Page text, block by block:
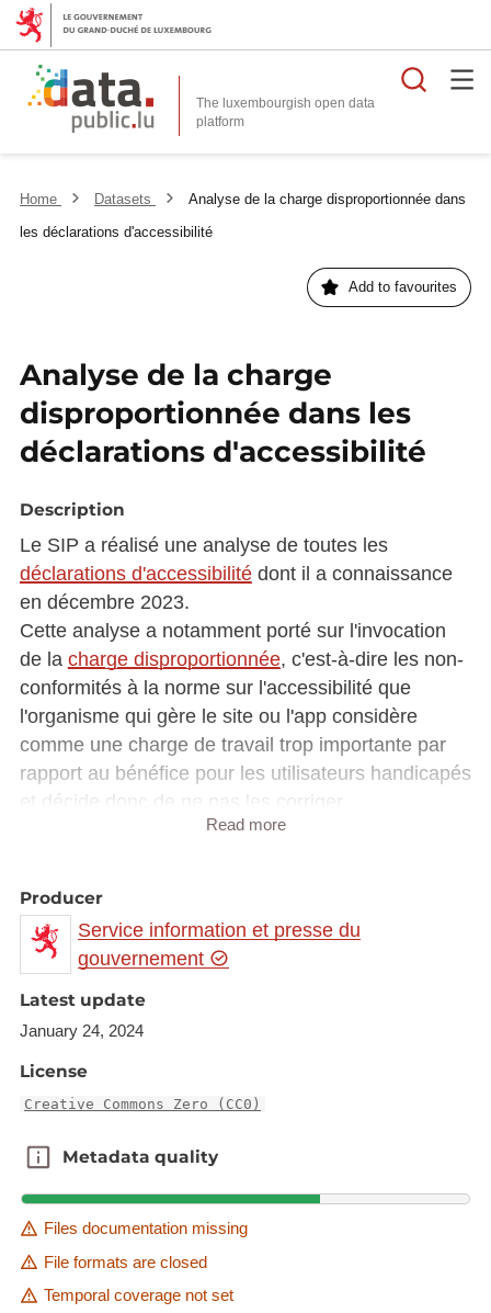
The luxembourgish open data
platform
Home Datasets
Analyse de la charge disproportionnée dans
les déclarations d'accessibilité
Add to favourites
Analyse de la charge
disproportionnée dans les
déclarations d'accessibilité
Description
Le SIP a réalisé une analyse de toutes les
déclarations d'accessibilitédont il a connaissance
en décembre 2023.
Cette analyse a notamment porté sur l'invocation
de la charge disproportionnée, c'est-à-dire les non-
conformités à la norme sur l'accessibilité que
l'organisme qui gère le site ou l'app considère
comme une charge de travail trop importante par
rapport au bénéfice pour les utilisateurs handicapés
et décide donc de ne pas les corriger.
disproportionnée ?"
accessibilite.public.lu.
Read more
Producer
Service information et presse du
gouvernement
Latest update
January 24, 2024
License
Creative Commons Zero (CC0)
Metadata quality
Metadata quality
Files documentation missing
File formats are closed
Temporal coverage not set